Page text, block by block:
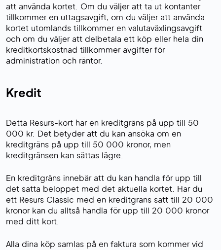
att använda kortet. Om du väljer att ta ut kontanter
tillkommer en uttagsavgift, om du väljer att använda
kortet utomlands tillkommer en valutaväxlingsavgift
och om du väljer att delbetala ett köp eller hela din
kreditkortskostnad tillkommer avgifter för
administration och räntor.
Kredit
Detta Resurs-kort har en kreditgräns på upp till 50
000 kr. Det betyder att du kan ansöka om en
kreditgräns på upp till 50 000 kronor, men
kreditgränsen kan sättas lägre.
En kreditgräns innebär att du kan handla för upp till
det satta beloppet med det aktuella kortet. Har du
ett Resurs Classic med en kreditgräns satt till 20 000
kronor kan du alltså handla för upp till 20 000 kronor
med ditt kort.
Alla dina köp samlas på en faktura som kommer vid